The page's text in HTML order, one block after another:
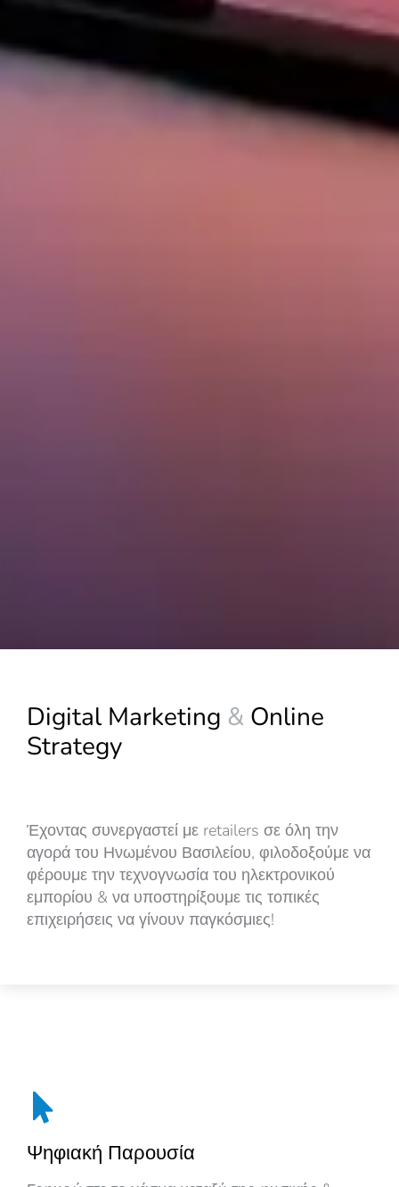
Digital Marketing & Online
Strategy
Έχοντας συνεργαστεί με retailers σε όλη την
αγορά του Ηνωμένου Βασιλείου, φιλοδοξούμε να
φέρουμε την τεχνογνωσία του ηλεκτρονικού
εμπορίου & να υποστηρίξουμε τις τοπικές
επιχειρήσεις να γίνουν παγκόσμιες!
Ψηφιακή Παρουσία